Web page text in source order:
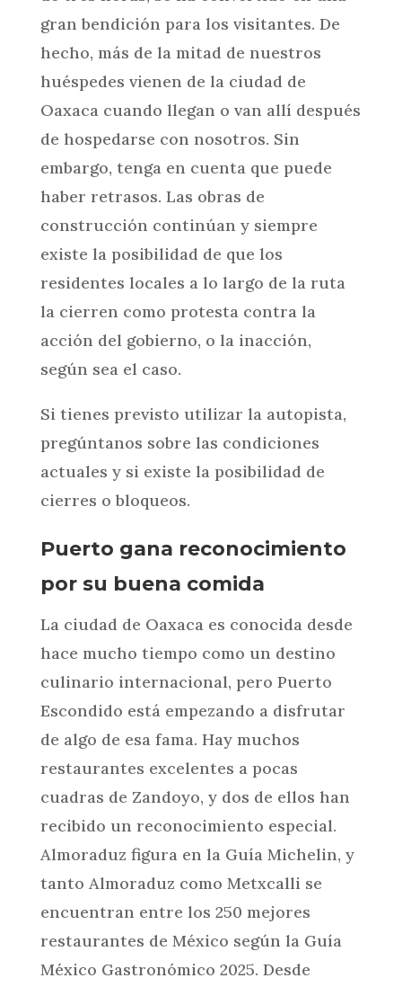
gran bendición para los visitantes. De
hecho, más de la mitad de nuestros
huéspedes vienen de la ciudad de
Oaxaca cuando llegan o van allí después
de hospedarse con nosotros. Sin
embargo, tenga en cuenta que puede
haber retrasos. Las obras de
construcción continúan y siempre
existe la posibilidad de que los
residentes locales a lo largo de la ruta
la cierren como protesta contra la
acción del gobierno, o la inacción,
según sea el caso.
Si tienes previsto utilizar la autopista,
pregúntanos sobre las condiciones
actuales y si existe la posibilidad de
cierres o bloqueos.
Puerto gana reconocimiento
por su buena comida
La ciudad de Oaxaca es conocida desde
hace mucho tiempo como un destino
culinario internacional, pero Puerto
Escondido está empezando a disfrutar
de algo de esa fama. Hay muchos
restaurantes excelentes a pocas
cuadras de Zandoyo, y dos de ellos han
recibido un reconocimiento especial.
Almoraduz figura en la Guía Michelin, y
tanto Almoraduz como Metxcalli se
encuentran entre los 250 mejores
restaurantes de México según la Guía
México Gastronómico 2025. Desde